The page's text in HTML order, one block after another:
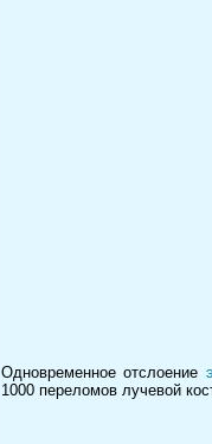
Одновременное отслоение
1000 переломов лучевой